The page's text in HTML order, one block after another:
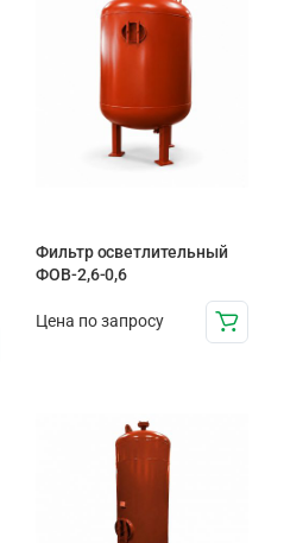
Фильтр осветлительный
ФОВ-2,6-0,6
Цена по запросу